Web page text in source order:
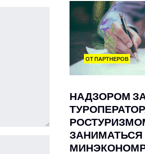
ОТ ПАРТНЕРОВ
НАДЗОРОМ
ЗАНИМАТЬСЯ